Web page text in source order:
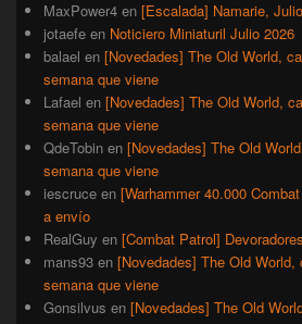
MaxPower4 en [Escalada] Namarie,
jotaefe en Noticiero Miniaturil Julio 2026
balael en [Novedades] The Old World,
semana que viene
Lafael en [Novedades] The Old World,
semana que viene
QdeTobin en [Novedades] The Old
semana que viene
iescruce en [Warhammer 40.000
a envío
RealGuy en [Combat Patrol]
mans93 en [Novedades] The Old
semana que viene
Gonsilvus en [Novedades] The Old